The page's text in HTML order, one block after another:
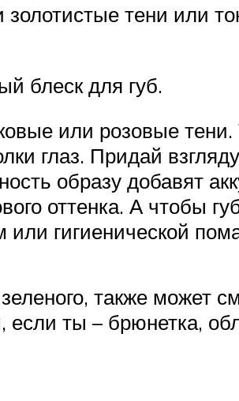
тени или
блеск для губ.
или розовые
глаз. Придай
образу добавят
оттенка. А чтобы
гигиенической
также может
ты – брюнетка,